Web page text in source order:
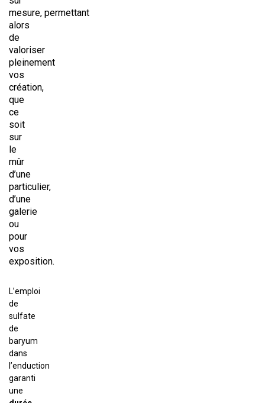
mesure, permettant
alors
de
valoriser
pleinement
vos
création,
que
ce
soit
sur
le
mûr
d’une
particulier,
d’une
galerie
ou
pour
vos
exposition.
L’emploi
de
sulfate
de
baryum
dans
l’enduction
garanti
une